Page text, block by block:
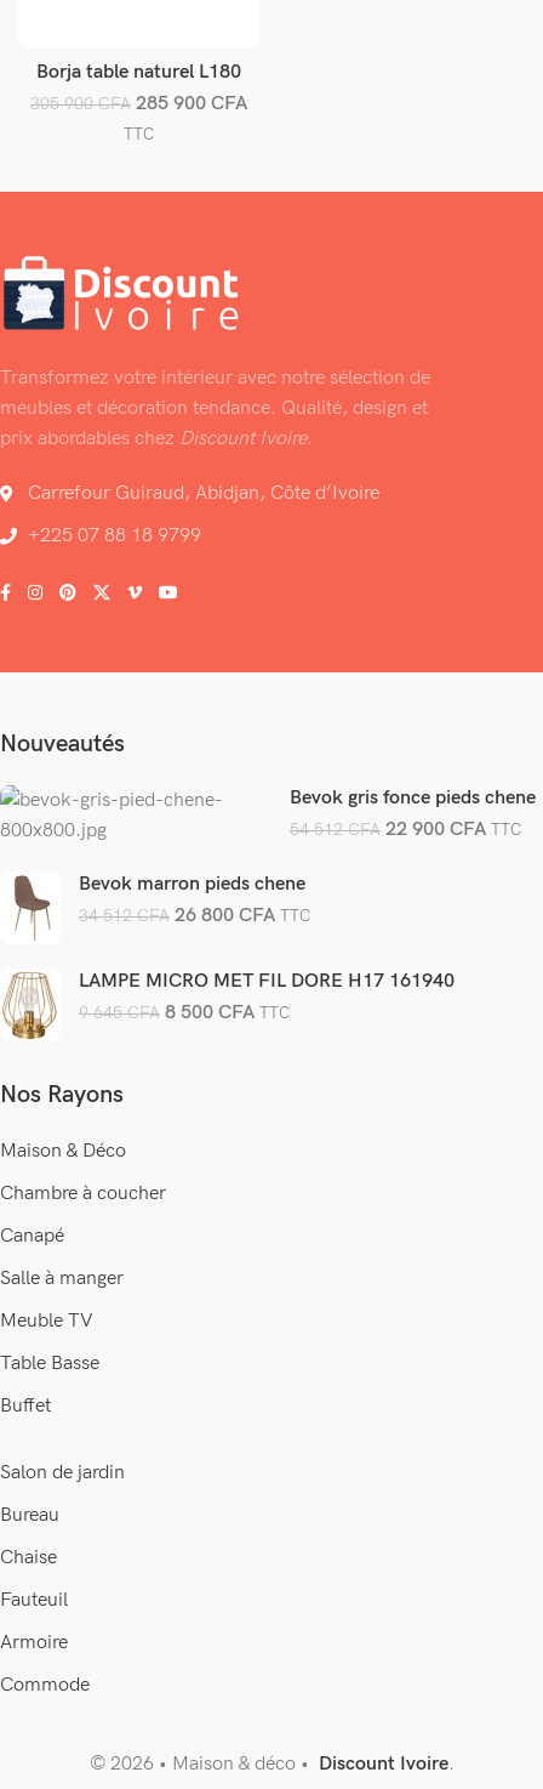
Ajouter au panier
Borja table naturel L180
305 900CFA 285 900 CFA
TTC
Transformez votre intérieur avec notre sélection de
meubles et décoration tendance. Qualité, design et
prix abordables chez Discount Ivoire.
Carrefour Guiraud, Abidjan, Côte d’Ivoire
+225 07 88 18 9799
Nouveautés
Bevok gris fonce pieds chene
54 512CFA 22 900 CFA TTC
Bevok marron pieds chene
34 512CFA 26 800CFA TTC
LAMPE MICRO MET FIL DORE H17 161940
9 645CFA 8 500CFA TTC
Nos Rayons
Maison & Déco
Chambre à coucher
Canapé
Salle à manger
Meuble TV
Table Basse
Buffet
Salon de jardin
Bureau
Chaise
Fauteuil
Armoire
Commode
© 2026 • Maison & déco • Discount Ivoire.